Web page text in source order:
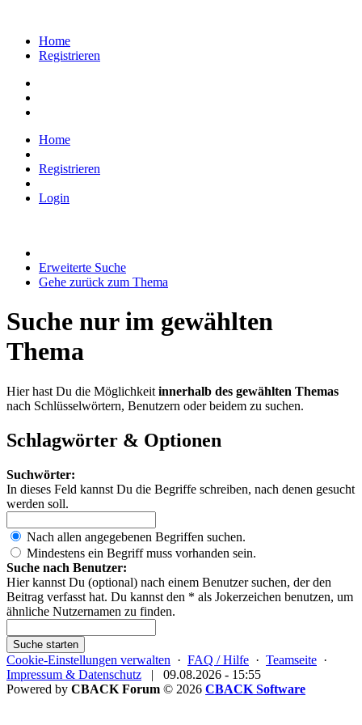
Home
Registrieren
Home
Registrieren
Login
Erweiterte Suche
Gehe zurück zum Thema
Suche nur im gewählten
Thema
Hier hast Du die Möglichkeit innerhalb des gewählten Themas
nach Schlüsselwörtern, Benutzern oder beidem zu suchen.
Schlagwörter & Optionen
Suchwörter:
In dieses Feld kannst Du die Begriffe schreiben, nach denen gesucht
werden soll.
Nach allen angegebenen Begriffen suchen.
Mindestens ein Begriff muss vorhanden sein.
Suche nach Benutzer:
Hier kannst Du (optional) nach einem Benutzer suchen, der den
Beitrag verfasst hat. Du kannst den * als Jokerzeichen benutzen, um
ähnliche Nutzernamen zu finden.
Suche starten
Cookie-Einstellungen verwalten · FAQ / Hilfe · Teamseite ·
Impressum & Datenschutz |
09.08.2026 - 15:55
Powered by CBACK Forum © 2026 CBACK Software